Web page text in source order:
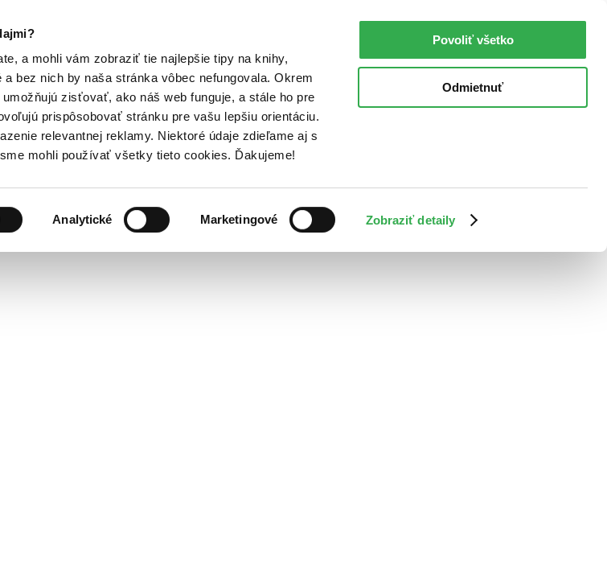
a mohli vám zobraziť tie najlepšie tipy na knihy,
bez nich by naša stránka vôbec nefungovala. Okrem
zisťovať, ako náš web funguje, a stále ho pre
prispôsobovať stránku pre vašu lepšiu orientáciu.
relevantnej reklamy. Niektoré údaje zdieľame aj s
mohli používať všetky tieto cookies. Ďakujeme!
Analytické Marketingové Zobraziť detaily
Povoliť všetko
Odmietnuť